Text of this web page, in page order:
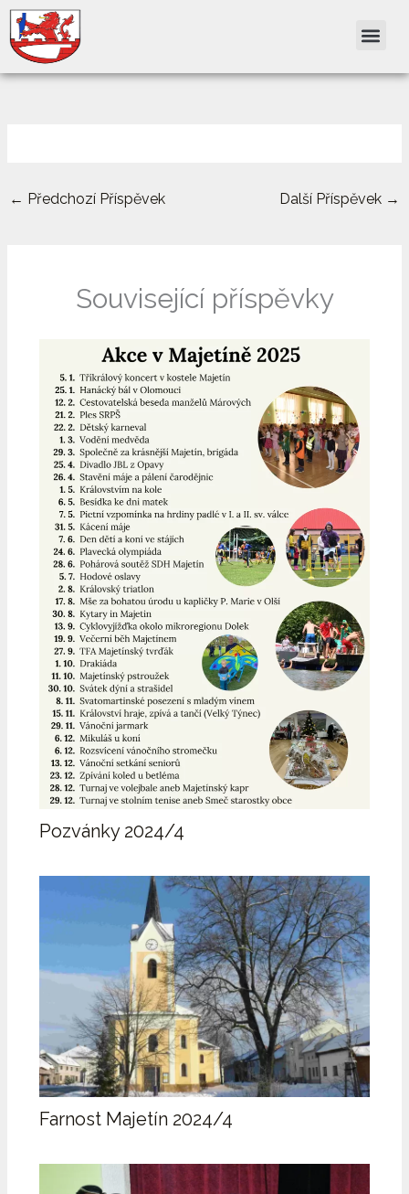
Přeskočit
na
obsah
← Předchozí Příspěvek Další Příspěvek →
Související příspěvky
Pozvánky 2024/4
Farnost Majetín 2024/4